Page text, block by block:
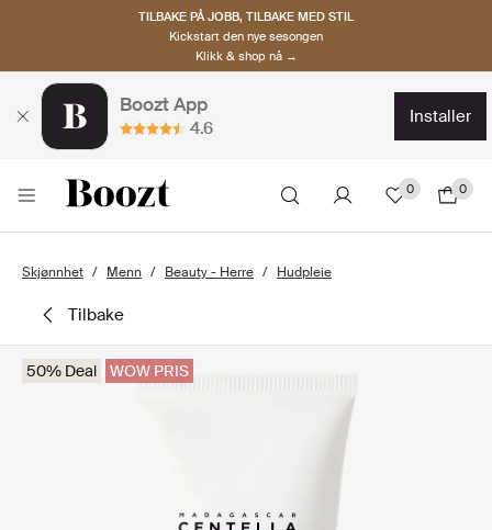
TILBAKE PÅ JOBB, TILBAKE MED STIL
Kickstart den nye sesongen
Klikk & shop nå →
Boozt App
4.6
installer
0 0
Skjønnhet Menn Beauty - Herre Hudpleie
tilbake
50% Deal WOW PRIS